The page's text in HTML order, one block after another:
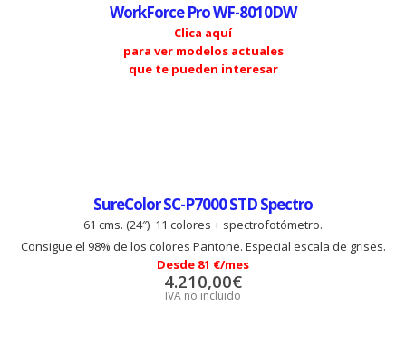
WorkForce Pro WF-8010DW
Clica aquí
para ver modelos actuales
que te pueden interesar
SureColor SC-P7000 STD Spectro
61 cms. (24″) 11 colores + spectrofotómetro.
Consigue el 98% de los colores Pantone. Especial escala de grises.
Desde 81 €/mes
4.210,00€
IVA no incluido